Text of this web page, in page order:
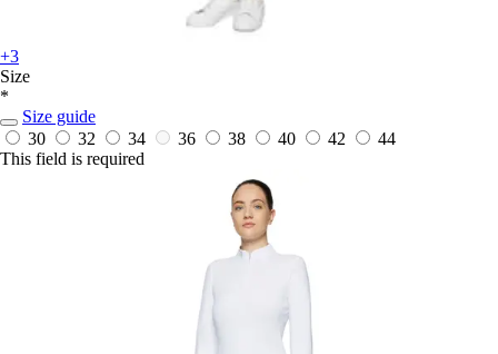
+3
Size
*
Size guide
30
32 34 36 38 40 42
44
This field is required